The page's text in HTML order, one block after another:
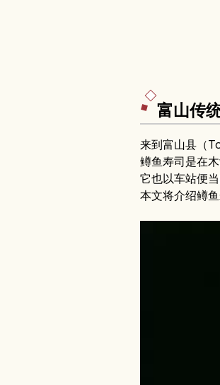
富山传
来到富山县（
鳟鱼寿司是在
它也以车站便
本文将介绍鳟